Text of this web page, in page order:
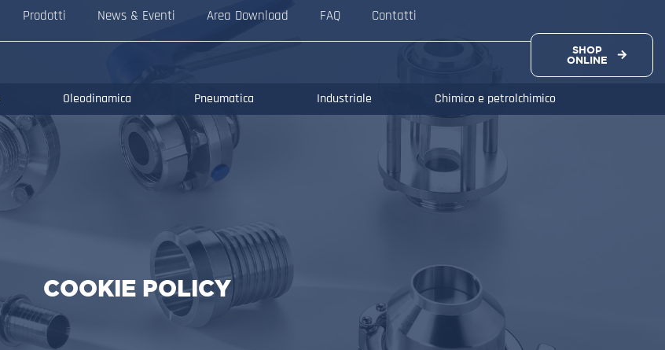
COOKIE POLICY
Prodotti News & Eventi Area Download FAQ Contatti
SHOP
ONLINE
Oleodinamica Pneumatica Industriale Chimico e petrolchimico